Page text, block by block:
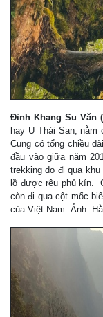
Đỉnh Khang Su Văn
hay U Thái San, nằm
Cung có tổng chiều
đầu vào giữa năm
trekking do đi qua
lồ được rêu phủ kín.
còn đi qua cột mốc
của Việt Nam. Ảnh: